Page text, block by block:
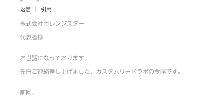
返信 引用
株式会社オレンジスター
代表者様
お世話になっております。
先日ご連絡差し上げました、カスタムリードラボの今尾です。
前回、